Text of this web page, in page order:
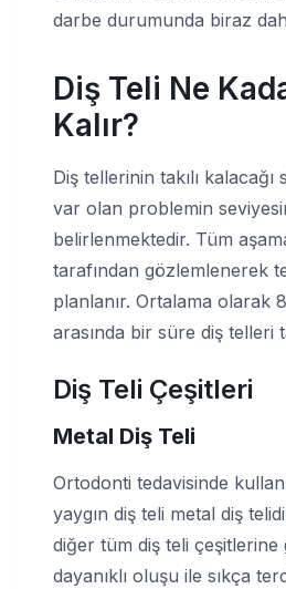
darbe durumunda biraz
Diş Teli Ne
Kalır?
Diş tellerinin takılı
var olan problemin
belirlenmektedir. Tüm
tarafından gözlemlenerek
planlanır. Ortalama olarak
arasında bir süre diş telleri
Diş Teli Çeşitleri
Metal Diş Teli
Ortodonti tedavisinde
yaygın diş teli metal diş
diğer tüm diş teli çeşitlerine
dayanıklı oluşu ile sıkça